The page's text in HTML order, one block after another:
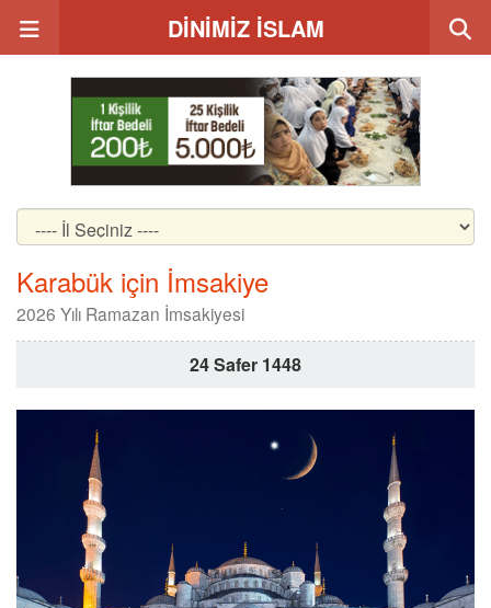
DİNİMİZ İSLAM
Karabük için İmsakiye
2026 Yılı Ramazan İmsakiyesi
24 Safer 1448